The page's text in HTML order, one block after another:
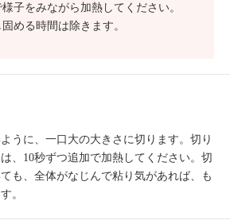
子をみながら加熱してください。
める時間は除きます。
うに、一口大の大きさに切ります。切り
、10秒ずつ追加で加熱してください。切
も、全体がなじんで粘り気があれば、も
。